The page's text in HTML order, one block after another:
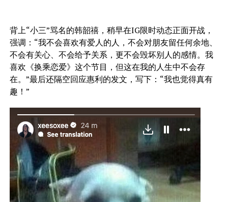
背上“小三”骂名的韩韶禧，稍早在IG限时动态正面开战，
强调：“我不会喜欢有爱人的人，不会对朋友留任何余地、
不会有关心、不会给予关系，更不会毁坏别人的感情。我
喜欢《换乘恋爱》这个节目，但这在我的人生中不会存
在。”最后还隔空回应惠利的发文，写下：“我也觉得真有
趣！”